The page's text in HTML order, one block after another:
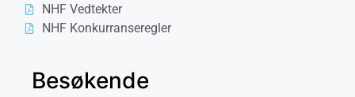
NHF Vedtekter
NHF Konkurranseregler
Besøkende